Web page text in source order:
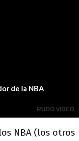
NBA (los otros